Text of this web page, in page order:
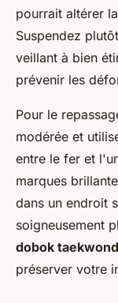
pourrait altérer
Suspendez
veillant à bien
prévenir les
Pour le
modérée et
entre le fer et
marques
dans un endroit
soigneusement
dobok
préserver votre